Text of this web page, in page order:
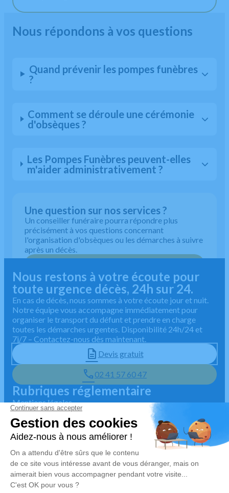
Nous répondons à vos questions
Quand prévenir les pompes funèbres
?
Comment se déroule une cérémonie
d'obsèques ?
Les Pompes Funèbres peuvent-elles
m'aider administrativement ?
Une question sur nos services ?
Un conseiller funéraire pourra répondre plus
précisément à vos questions concernant
l'organisation d'obsèques ou les démarches à suivre
après un décès.
Nous restons à votre écoute pour
toute urgence décès, 24h sur 24.
En cas de décès, nous sommes à votre écoute jour et nuit.
Notre équipe vous accompagne immédiatement pour
organiser le transport du défunt et prendre en charge
toutes les démarches urgentes. Disponibilité 24h/24 et
7j/7 – Contactez-nous dès maintenant.
Devis gratuit
02 41 57 60 47
Rubriques réglementaire
Mentions légales
Politique de traitement des données personnelles
Politique d'utilisation des cookies
Gestionnaire de cookies
5/5 sur Google